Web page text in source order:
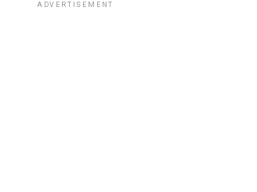
ADVERTISEMENT